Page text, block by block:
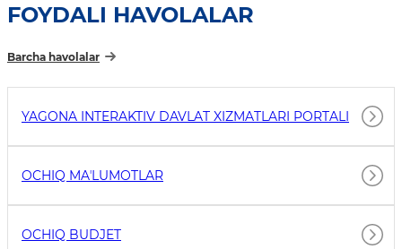
FOYDALI HAVOLALAR
Barcha havolalar
YAGONA INTERAKTIV DAVLAT XIZMATLARI PORTALI
OCHIQ MAʼLUMOTLAR
OCHIQ BUDJET